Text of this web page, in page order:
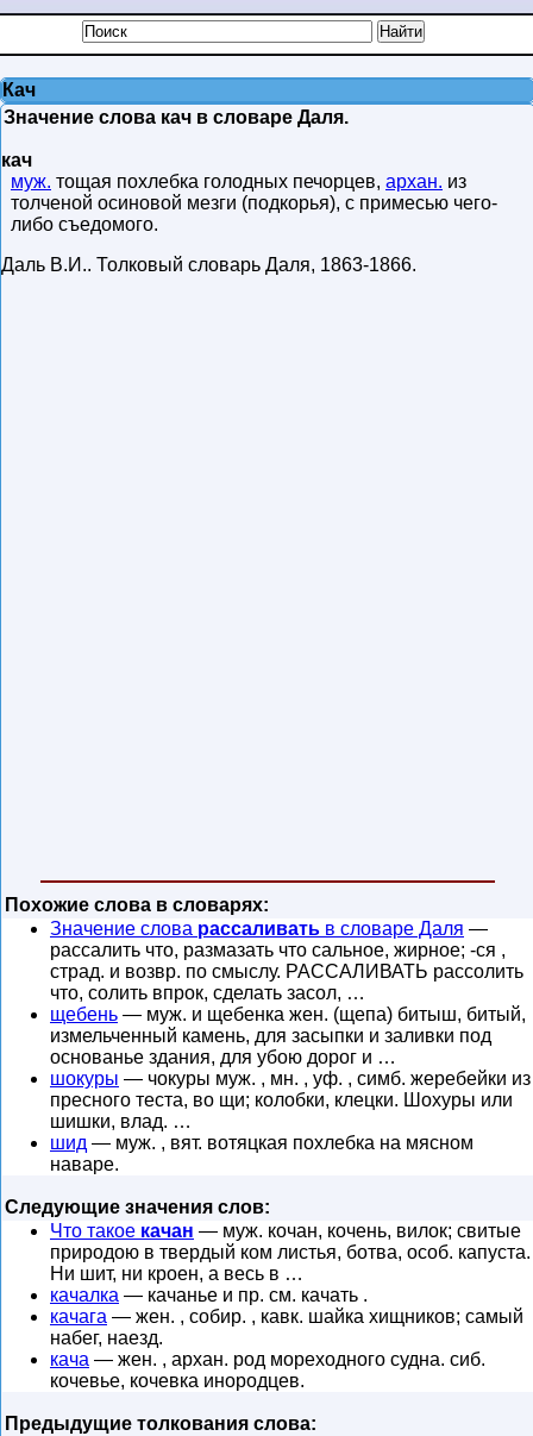
Кач
Значение слова кач в словаре Даля.
кач
муж. тощая похлебка голодных печорцев, архан. из
толченой осиновой мезги (подкорья), с примесью чего-
либо съедомого.
Даль В.И.. Толковый словарь Даля, 1863-1866.
Похожие слова в словарях:
Значение слова рассаливать в словаре Даля —
рассалить что, размазать что сальное, жирное; -ся ,
страд. и возвр. по смыслу. РАССАЛИВАТЬ рассолить
что, солить впрок, сделать засол, …
щебень — муж. и щебенка жен. (щепа) битыш, битый,
измельченный камень, для засыпки и заливки под
основанье здания, для убою дорог и …
шокуры — чокуры муж. , мн. , уф. , симб. жеребейки из
пресного теста, во щи; колобки, клецки. Шохуры или
шишки, влад. …
шид — муж. , вят. вотяцкая похлебка на мясном
наваре.
Следующие значения слов:
Что такое качан — муж. кочан, кочень, вилок; свитые
природою в твердый ком листья, ботва, особ. капуста.
Ни шит, ни кроен, а весь в …
качалка — качанье и пр. см. качать .
качага — жен. , собир. , кавк. шайка хищников; самый
набег, наезд.
кача — жен. , архан. род мореходного судна. сиб.
кочевье, кочевка инородцев.
Предыдущие толкования слова: